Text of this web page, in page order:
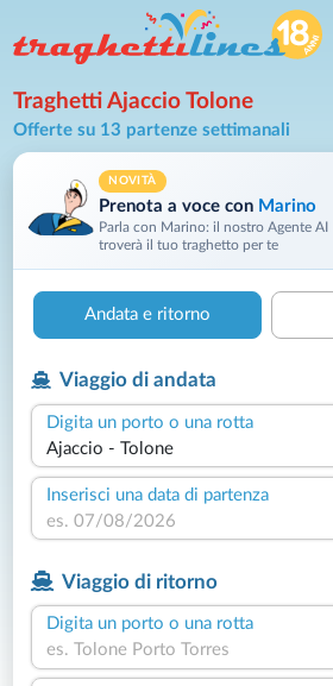
Traghetti Ajaccio Tolone
Offerte su 13 partenze settimanali
NOVITÀ
Prenota a voce con Marino
Parla con Marino: il nostro Agente AI
troverà il tuo traghetto per te
Andata e ritorno
Viaggio di andata
Digita un porto o una rotta
Inserisci una data di partenza
Viaggio di ritorno
Digita un porto o una rotta